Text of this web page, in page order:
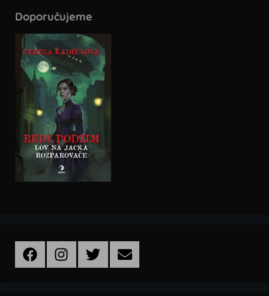
Doporučujeme
FacebookInstagramTwitter Email